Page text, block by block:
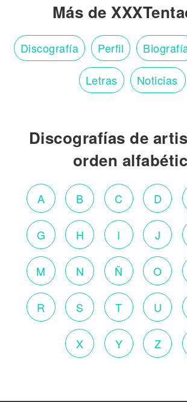
Más de
Discografía Perfil
Letras Noticias
Discografías de
orden
A B C D
G H I J
M N Ñ O
R S T U
X Y Z